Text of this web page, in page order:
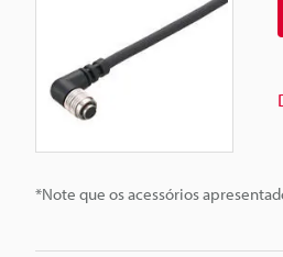
*Note que os acessórios